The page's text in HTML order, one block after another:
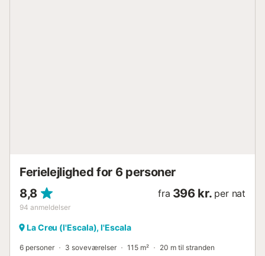
Ferielejlighed for 6 personer
8,8
94 anmeldelser
fra 396 kr. per nat
La Creu (l'Escala), l'Escala
6 personer 3 soveværelser 115 m² 20 m til stranden